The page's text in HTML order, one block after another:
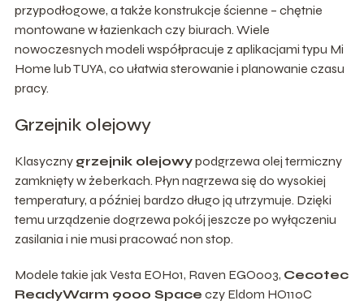
przypodłogowe, a także konstrukcje ścienne – chętnie
montowane w łazienkach czy biurach. Wiele
nowoczesnych modeli współpracuje z aplikacjami typu Mi
Home lub TUYA, co ułatwia sterowanie i planowanie czasu
pracy.
Grzejnik olejowy
Klasyczny grzejnik olejowypodgrzewa olej termiczny
zamknięty w żeberkach. Płyn nagrzewa się do wysokiej
temperatury, a później bardzo długo ją utrzymuje. Dzięki
temu urządzenie dogrzewa pokój jeszcze po wyłączeniu
zasilania i nie musi pracować non stop.
Modele takie jak Vesta EOH01, Raven EGO003, Cecotec
ReadyWarm 9000 Space czy Eldom HO110C